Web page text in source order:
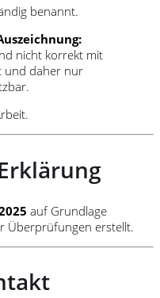
benannt.
nicht korrekt mit
und daher nur
auf Grundlage
Überprüfungen erstellt.